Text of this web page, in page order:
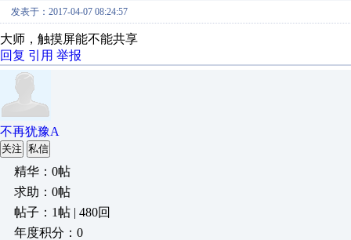
发表于：2017-04-07 08:24:57
大师，触摸屏能不能共享
回复 引用 举报
不再犹豫A
关注 私信
精华：0帖
求助：0帖
帖子：1帖 | 480回
年度积分：0